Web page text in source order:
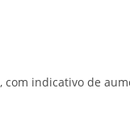
, com indicativo de